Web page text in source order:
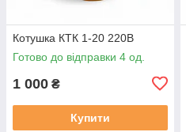
Котушка КТК 1-20 220В
Готово до відправки 4 од.
1 000 ₴
Купити